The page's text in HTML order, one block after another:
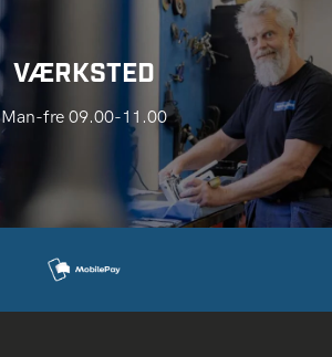
VÆRKSTED
Man-fre 09.00-11.00